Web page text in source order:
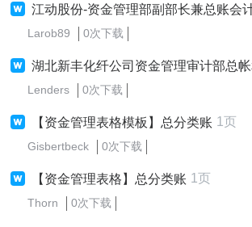
江动股份-资金管理部副部长兼总账会
Larob89 0次下载
湖北新丰化纤公司资金管理审计部总帐和报表
Lenders 0次下载
【资金管理表格模板】总分类账 1页
Gisbertbeck 0次下载
【资金管理表格】总分类账 1页
Thorn 0次下载